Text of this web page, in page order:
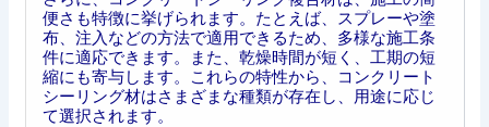
便さも特徴に挙げられます。たとえば、スプレーや塗
布、注入などの方法で適用できるため、多様な施工条
件に適応できます。また、乾燥時間が短く、工期の短
縮にも寄与します。これらの特性から、コンクリート
シーリング材はさまざまな種類が存在し、用途に応じ
て選択されます。